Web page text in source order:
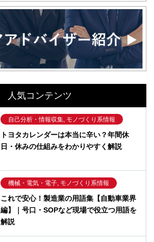
人気コンテンツ
自己分析・情報収集, モノづくり系情報
トヨタカレンダーは本当に辛い？年間休
日・休みの仕組みをわかりやすく解説
機械・電気・電子, モノづくり系情報
これで安心！製造業の用語集【自動車業界
編】｜号口・SOPなど現場で役立つ用語を
解説